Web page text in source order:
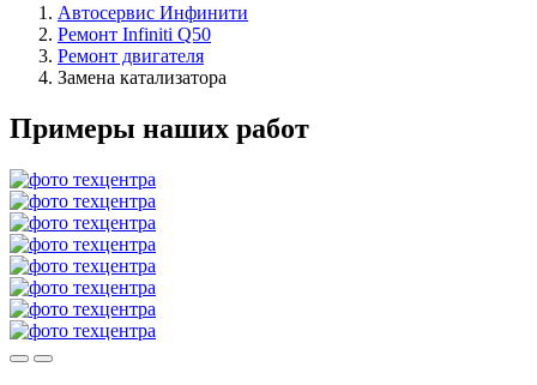
Автосервис Инфинити
Ремонт Infiniti Q50
Ремонт двигателя
Замена катализатора
Примеры наших работ